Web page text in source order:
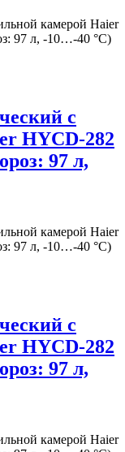
камерой Haier
97 л, -10…-40 °C)
с
HYCD-282
97 л,
камерой Haier
97 л, -10…-40 °C)
с
HYCD-282
97 л,
камерой Haier